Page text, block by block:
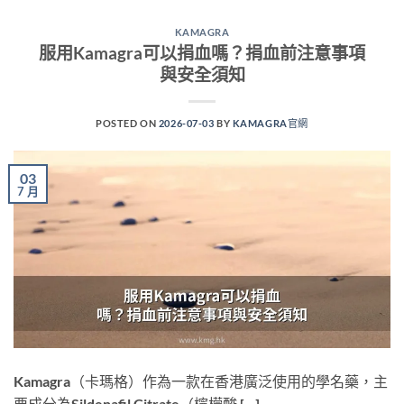
KAMAGRA
服用Kamagra可以捐血嗎？捐血前注意事項
與安全須知
POSTED ON 2026-07-03 BY KAMAGRA官網
03
7 月
Kamagra（卡瑪格）作為一款在香港廣泛使用的學名藥，主